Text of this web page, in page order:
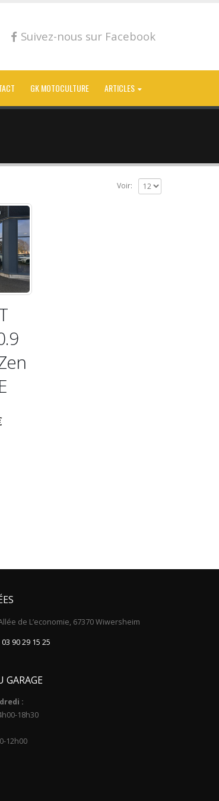
Suivez-nous sur Facebook
GK MOTOCULTURE ARTICLES
Voir:
de L’economie, 67370 Wiwersheim
03 90 29 15 25
GARAGE
:
18h30
12h00